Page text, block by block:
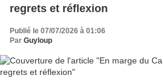
regrets et réflexion
Publié le 07/07/2026 à 01:06
Par Guyloup